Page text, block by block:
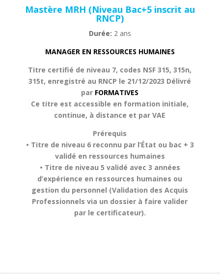
Mastère MRH (Niveau Bac+5 inscrit au
RNCP)
Durée: 2 ans
MANAGER EN RESSOURCES HUMAINES
Titre certifié de niveau 7, codes NSF 315, 315n,
315t, enregistré au RNCP le 21/12/2023 Délivré
par FORMATIVES
Ce titre est accessible en formation initiale,
continue, à distance et par VAE
Prérequis
• Titre de niveau 6 reconnu par l’État ou bac + 3
validé en ressources humaines
• Titre de niveau 5 validé avec 3 années
d’expérience en ressources humaines ou
gestion du personnel (Validation des Acquis
Professionnels via un dossier à faire valider
par le certificateur).